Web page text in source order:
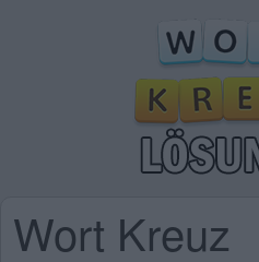
Wort Kreuz